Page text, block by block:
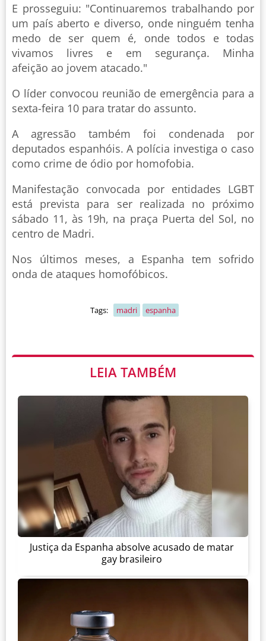
E prosseguiu: "Continuaremos trabalhando por
um país aberto e diverso, onde ninguém tenha
medo de ser quem é, onde todos e todas
vivamos livres e em segurança. Minha
afeição ao jovem atacado."
O líder convocou reunião de emergência para a
sexta-feira 10 para tratar do assunto.
A agressão também foi condenada por
deputados espanhóis. A polícia investiga o caso
como crime de ódio por homofobia.
Manifestação convocada por entidades LGBT
está prevista para ser realizada no próximo
sábado 11, às 19h, na praça Puerta del Sol, no
centro de Madri.
Nos últimos meses, a Espanha tem sofrido
onda de ataques homofóbicos.
Tags: madri espanha
LEIA TAMBÉM
Justiça da Espanha absolve acusado de matar
gay brasileiro